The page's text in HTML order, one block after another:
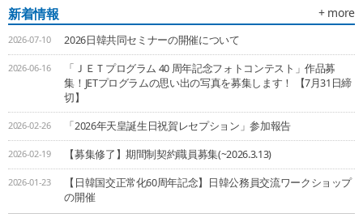
新着情報
2026-07-10 2026日韓共同セミナーの開催について
2026-06-16
「ＪＥＴプログラム 40 周年記念フォトコンテスト」作品募
集！JETプログラムの思い出の写真を募集します！ 【7月31日締
切】
2026-02-26 「2026年天皇誕生日祝賀レセプション」参加報告
2026-02-19 【募集修了】期間制契約職員募集(~2026.3.13)
2026-01-23
【日韓国交正常化60周年記念】日韓公務員交流ワークショップ
の開催
+ more